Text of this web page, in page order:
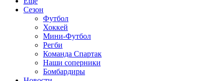
Сезон
Футбол
Хоккей
Мини-Футбол
Регби
Команда Спартак
Наши соперники
Бомбардиры